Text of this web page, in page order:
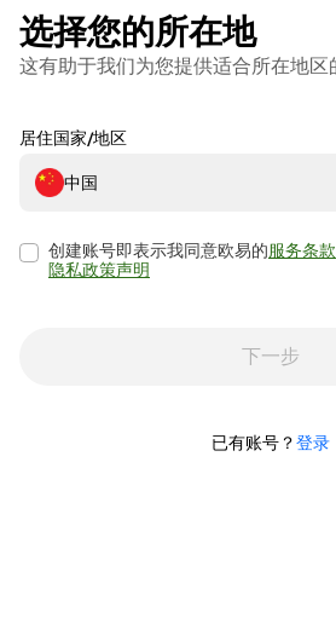
选择您的所在地
这有助于我们为您提供适合所在地区
居住国家/地区
中国
创建账号即表示我同意欧易的服务条款
隐私政策声明
下一步
已有账号？登录